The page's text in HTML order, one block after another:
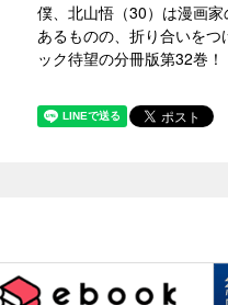
僕、北山悟（30）は漫画
あるものの、折り合いを
ック待望の分冊版第32巻